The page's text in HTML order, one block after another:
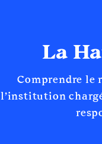
La
Comprendre le
l’institution